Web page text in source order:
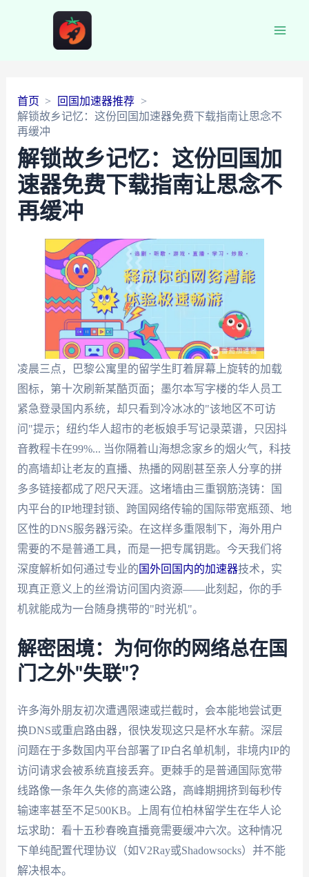
首页
回国加速器推荐
解锁故乡记忆：这份回国加速器免费下载指南让思念不
再缓冲
解锁故乡记忆：这份回国加
速器免费下载指南让思念不
再缓冲
凌晨三点，巴黎公寓里的留学生盯着屏幕上旋转的加载
图标，第十次刷新某酷页面；墨尔本写字楼的华人员工
紧急登录国内系统，却只看到冷冰冰的"该地区不可访
问"提示；纽约华人超市的老板娘手写记录菜谱，只因抖
音教程卡在99%... 当你隔着山海想念家乡的烟火气，科技
的高墙却让老友的直播、热播的网剧甚至亲人分享的拼
多多链接都成了咫尺天涯。这堵墙由三重钢筋浇铸：国
内平台的IP地理封锁、跨国网络传输的国际带宽瓶颈、地
区性的DNS服务器污染。在这样多重限制下，海外用户
需要的不是普通工具，而是一把专属钥匙。今天我们将
深度解析如何通过专业的 国外回国内的加速器技术，实
现真正意义上的丝滑访问国内资源——此刻起，你的手
机就能成为一台随身携带的"时光机"。
解密困境：为何你的网络总在国
门之外"失联"？
许多海外朋友初次遭遇限速或拦截时，会本能地尝试更
换DNS或重启路由器，很快发现这只是杯水车薪。深层
问题在于多数国内平台部署了IP白名单机制，非境内IP的
访问请求会被系统直接丢弃。更棘手的是普通国际宽带
线路像一条年久失修的高速公路，高峰期拥挤到每秒传
输速率甚至不足500KB。上周有位柏林留学生在华人论
坛求助：看十五秒春晚直播竟需要缓冲六次。这种情况
下单纯配置代理协议（如V2Ray或Shadowsocks）并不能
解决根本。